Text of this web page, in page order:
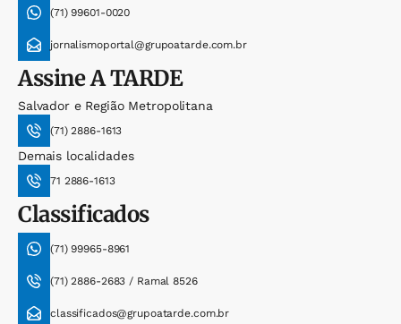
(71) 99601-0020
jornalismoportal@grupoatarde.com.br
AssineA TARDE
Salvador e Região Metropolitana
(71) 2886-1613
Demais localidades
71 2886-1613
Classificados
(71) 99965-8961
(71) 2886-2683 / Ramal 8526
classificados@grupoatarde.com.br